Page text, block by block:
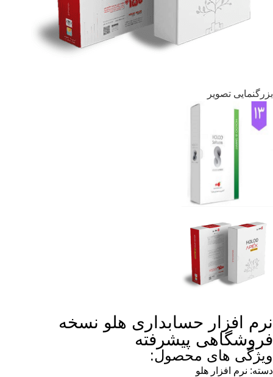
بزرگنمایی تصویر
نرم افزار حسابداری هلو نسخه
فروشگاهی پیشرفته
ویژگی های محصول:
دسته: نرم افزار هلو